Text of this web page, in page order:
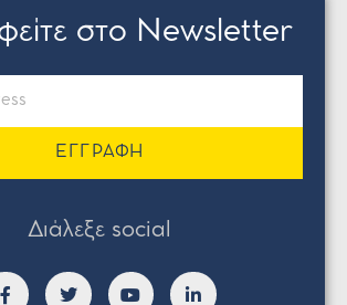
στο Newsletter
ΕΓΓΡΑΦΗ
Διάλεξε social